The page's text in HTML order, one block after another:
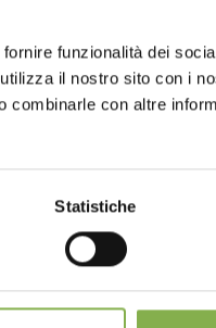
funzionalità dei
il nostro sito con i
combinarle con altre
Statistiche
pflanzen und blumen
TAG DIRECTORY
STATES ENGLISH
CONTINUE
Einkäufe *
von 15.000 €
der